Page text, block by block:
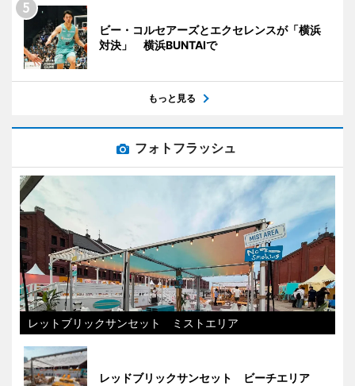
ビー・コルセアーズとエクセレンスが「横浜
対決」 横浜BUNTAIで
もっと見る
フォトフラッシュ
レットブリックサンセット ミストエリア
レッドブリックサンセット ビーチエリア